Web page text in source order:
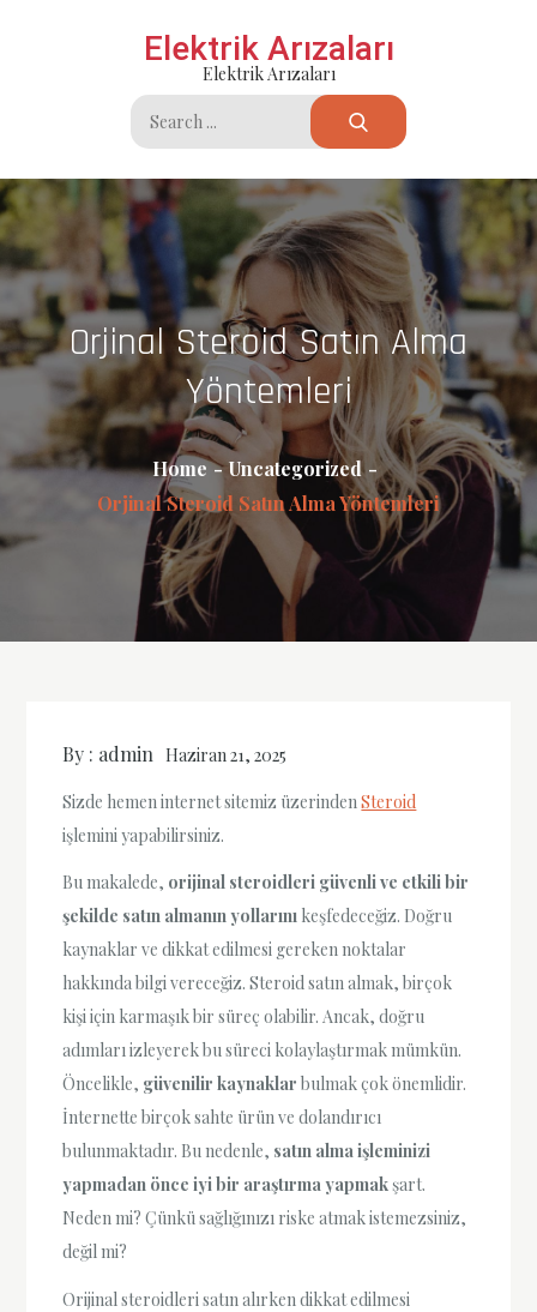
Elektrik Arızaları
Elektrik Arızaları
Search
for:
Orjinal Steroid Satın Alma
Yöntemleri
Home
Uncategorized
Orjinal Steroid Satın Alma Yöntemleri
By : admin Haziran 21, 2025
Sizde hemen internet sitemiz üzerindenSteroid
işlemini yapabilirsiniz.
Bu makalede, orijinal steroidleri güvenli ve etkili bir
şekilde satın almanın yollarını keşfedeceğiz. Doğru
kaynaklar ve dikkat edilmesi gereken noktalar
hakkında bilgi vereceğiz. Steroid satın almak, birçok
kişi için karmaşık bir süreç olabilir. Ancak, doğru
adımları izleyerek bu süreci kolaylaştırmak mümkün.
Öncelikle, güvenilir kaynaklar bulmak çok önemlidir.
İnternette birçok sahte ürün ve dolandırıcı
bulunmaktadır. Bu nedenle, satın alma işleminizi
yapmadan önce iyi bir araştırma yapmakşart.
Neden mi? Çünkü sağlığınızı riske atmak istemezsiniz,
değil mi?
Orijinal steroidleri satın alırken dikkat edilmesi